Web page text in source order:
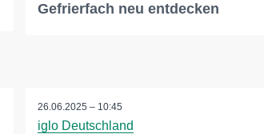
Gefrierfach neu entdecken
26.06.2025 – 10:45
iglo Deutschland